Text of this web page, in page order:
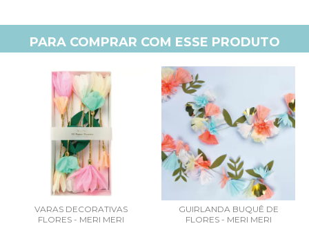
PARA COMPRAR COM ESSE PRODUTO
VARAS DECORATIVAS
FLORES - MERI MERI
GUIRLANDA BUQUÊ DE
FLORES - MERI MERI